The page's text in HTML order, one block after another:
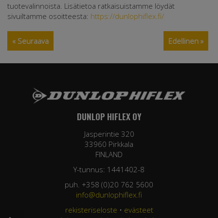
tuotevalinnoista. Lisätietoa ratkaisuistamme löydät
sivuiltamme osoitteesta: https://dunlophiflex.fi/
Edellinen »
« Seuraava
DUNLOP HIFLEX OY
Jasperintie 320
33960 Pirkkala
FINLAND
Y-tunnus: 1441402-8
puh. +358 (0)20 762 5600
info@dunlophiflex.fi
rekisteriseloste • evästeet